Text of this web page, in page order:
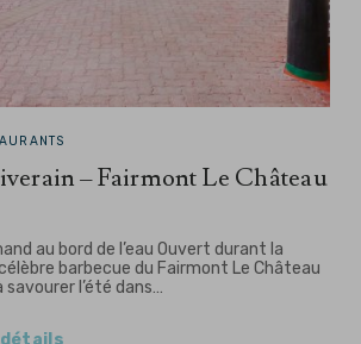
– Fairmont Le Château
au bord de l’eau Ouvert durant la
barbecue du Fairmont Le Château
l’été dans…
détails